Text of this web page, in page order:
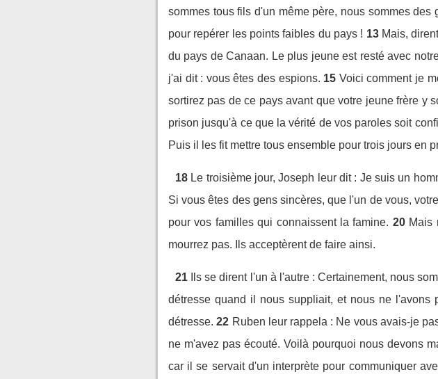
sommes tous fils d'un même père, nous sommes des
pour repérer les points faibles du pays ! 13 Mais,
du pays de Canaan. Le plus jeune est resté avec
j'ai dit : vous êtes des espions. 15 Voici comment je
sortirez pas de ce pays avant que votre jeune frère y
prison jusqu'à ce que la vérité de vos paroles soit
Puis il les fit mettre tous ensemble pour trois jours en
18 Le troisième jour, Joseph leur dit : Je suis un
Si vous êtes des gens sincères, que l'un de vous,
pour vos familles qui connaissent la famine. 20 Mais
mourrez pas. Ils acceptèrent de faire ainsi.
21
Ils se dirent l'un à l'autre : Certainement, nous
détresse quand il nous suppliait, et nous ne l'avons
détresse. 22 Ruben leur rappela : Ne vous avais-je
ne m'avez pas écouté. Voilà pourquoi nous devons
car il se servait d'un interprète pour communiquer